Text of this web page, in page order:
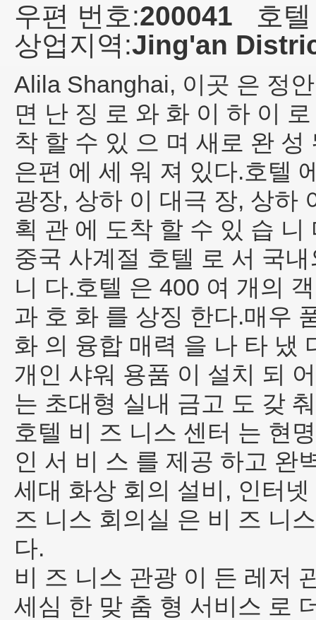
우편 번호:200041
호
상업지역:Jing'an
Alila Shanghai, 이곳 은 정
면 난 징 로 와 화 이 하 이
착 할 수 있 으 며 새로 완
은편 에 세 워 져 있다.호텔
광장, 상하 이 대극 장, 상하
획 관 에 도착 할 수 있 습 니
중국 사계절 호텔 로 서 국
니 다.호텔 은 400 여 개의
과 호 화 를 상징 한다.매우
화 의 융합 매력 을 나 타 냈
개인 샤워 용품 이 설치 되
는 초대형 실내 금고 도 갖
호텔 비 즈 니스 센터 는 현
인 서 비 스 를 제공 하고 완
세대 화상 회의 설비, 인터
즈 니스 회의실 은 비 즈 니
다.
비 즈 니스 관광 이 든 레저
세심 한 맞 춤 형 서비스 로